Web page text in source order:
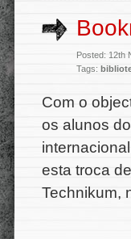
Posted: 12th
Tags:
Com o
os alunos
esta troca
Technikum,